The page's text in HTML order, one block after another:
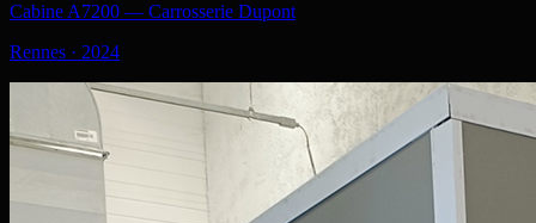
Cabine A7200 — Carrosserie Dupont
Rennes · 2024